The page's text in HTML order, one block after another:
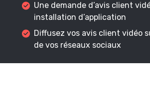
Une demande d’avis client
installation d’application
Diffusez vos avis client vidéo
de vos réseaux sociaux